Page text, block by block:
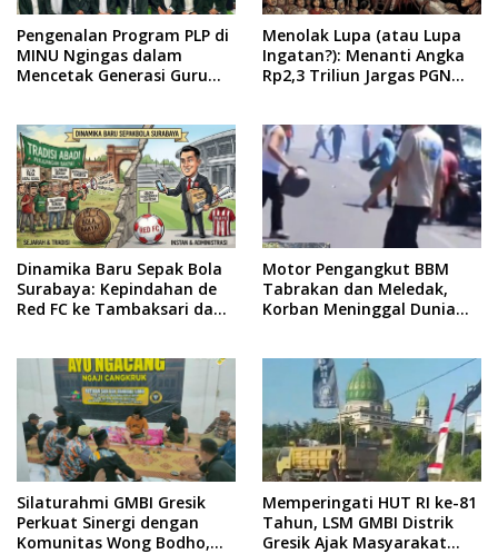
Pengenalan Program PLP di
MINU Ngingas dalam
Mencetak Generasi Guru
Menolak Lupa (atau Lupa
Ingatan?): Menanti Angka
Rp2,3 Triliun Jargas PGN
Dinamika Baru Sepak Bola
Surabaya: Kepindahan de
Red FC ke Tambaksari dan
Motor Pengangkut BBM
Tabrakan dan Meledak,
Korban Meninggal Dunia
Silaturahmi GMBI Gresik
Perkuat Sinergi dengan
Komunitas Wong Bodho,
Memperingati HUT RI ke-81
Tahun, LSM GMBI Distrik
Gresik Ajak Masyarakat